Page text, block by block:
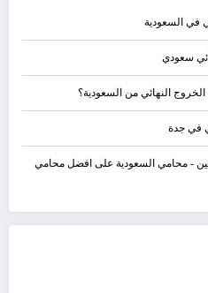
في السعودية
سعودي
النهائي من السعودية؟
في جدة
- محامي السعودية على افضل محامي